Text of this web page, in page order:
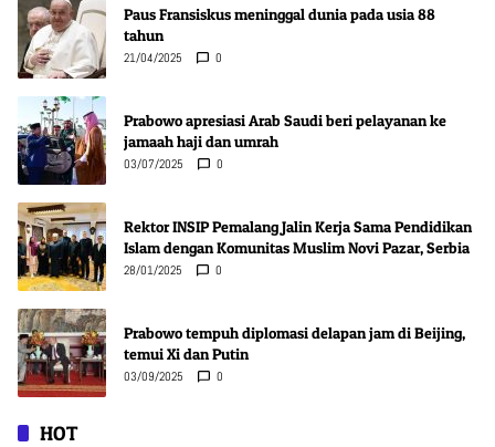
Paus Fransiskus meninggal dunia pada usia 88
tahun
21/04/2025 0
Prabowo apresiasi Arab Saudi beri pelayanan ke
jamaah haji dan umrah
03/07/2025 0
Rektor INSIP Pemalang Jalin Kerja Sama Pendidikan
Islam dengan Komunitas Muslim Novi Pazar, Serbia
28/01/2025 0
Prabowo tempuh diplomasi delapan jam di Beijing,
temui Xi dan Putin
03/09/2025 0
HOT